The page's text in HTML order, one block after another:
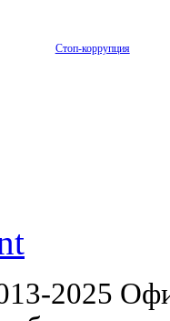
Стоп-коррупция
2025